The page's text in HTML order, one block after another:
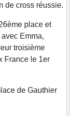
de cross réussie.
place et
Emma,
troisième
France le 1er
de Gauthier